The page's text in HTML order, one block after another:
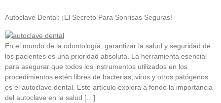
Autoclave Dental: ¡El Secreto Para Sonrisas Seguras!
En el mundo de la odontología, garantizar la salud y seguridad de
los pacientes es una prioridad absoluta. La herramienta esencial
para asegurar que todos los instrumentos utilizados en los
procedimientos estén libres de bacterias, virus y otros patógenos
es el autoclave dental. Este artículo explora a fondo la importancia
del autoclave en la salud […]